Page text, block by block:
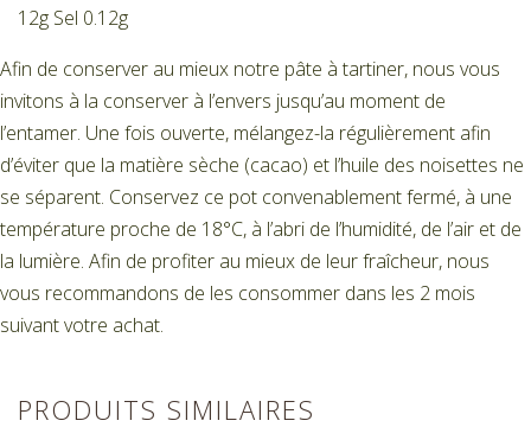
12g Sel 0.12g
Afin de conserver au mieux notre pâte à tartiner, nous vous
invitons à la conserver à l’envers jusqu’au moment de
l’entamer. Une fois ouverte, mélangez-la régulièrement afin
d’éviter que la matière sèche (cacao) et l’huile des noisettes ne
se séparent. Conservez ce pot convenablement fermé, à une
température proche de 18°C, à l’abri de l’humidité, de l’air et de
la lumière. Afin de profiter au mieux de leur fraîcheur, nous
vous recommandons de les consommer dans les 2 mois
suivant votre achat.
PRODUITS SIMILAIRES